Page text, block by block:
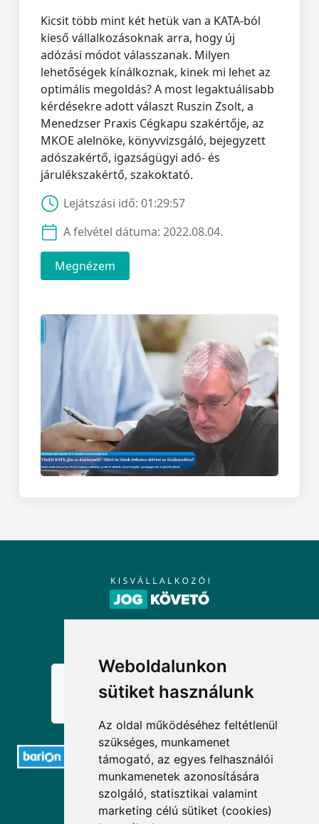
Weboldalunkon
sütiket használunk
Az oldal működéséhez feltétlenül
szükséges, munkamenet
támogató, az egyes felhasználói
munkamenetek azonosítására
szolgáló, statisztikai valamint
marketing célú sütiket (cookies)
Kicsit több mint két hetük van a KATA-ból
kieső vállalkozásoknak arra, hogy új
adózási módot válasszanak. Milyen
lehetőségek kínálkoznak, kinek mi lehet az
optimális megoldás? A most legaktuálisabb
kérdésekre adott választ Ruszin Zsolt, a
Menedzser Praxis Cégkapu szakértője, az
MKOE alelnöke, könyvvizsgáló, bejegyzett
adószakértő, igazságügyi adó- és
járulékszakértő, szakoktató.
Lejátszási idő: 01:29:57
A felvétel dátuma: 2022.08.04.
Megnézem
ELÉRHETŐSÉGEK